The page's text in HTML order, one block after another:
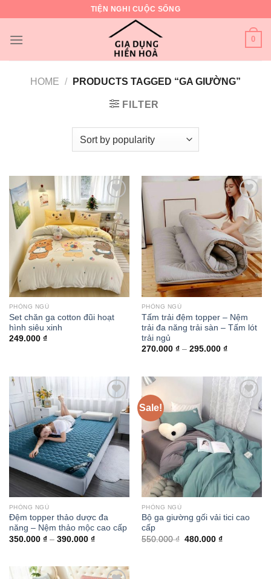
content
TIỆN NGHI CUỘC SỐNG
0
HOME / PRODUCTS TAGGED “GA GIƯỜNG”
FILTER
Add to
wishlist
PHÒNG NGỦ
Set chăn ga cotton đũi hoạt
hình siêu xinh
249.000 ₫
Add to
wishlist
PHÒNG NGỦ
Tấm trải đệm topper – Nệm
trải đa năng trải sàn – Tấm lót
trải ngủ
270.000 ₫– 295.000 ₫
Add to
wishlist
PHÒNG NGỦ
Đệm topper thảo dược đa
năng – Nệm thảo mộc cao cấp
350.000 ₫– 390.000 ₫
Sale!
Add to
wishlist
PHÒNG NGỦ
Bộ ga giường gối vải tici cao
cấp
550.000₫ 480.000 ₫